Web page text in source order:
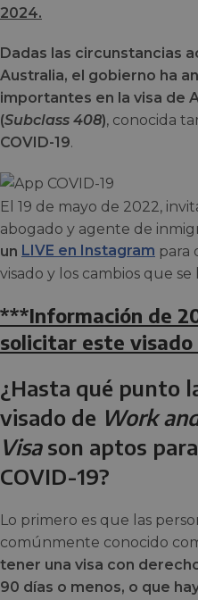
2024.
Dadas las circunstancias
Australia, el gobierno ha
importantes en la visa de
(Subclass 408), conocida
COVID-19.
El 19 de mayo de 2022,
abogado y agente de
un LIVE en Instagram para
visado y los cambios que se
***Información de
solicitar este visado
¿Hasta qué punto
visado de Work
Visason aptos
COVID-19?
Lo primero es que las
comúnmente conocido
tener una visa con
90 días o menos, o que